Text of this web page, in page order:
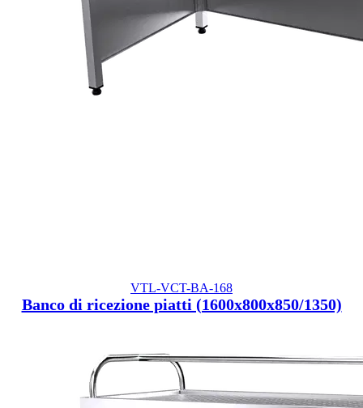
VTL-VCT-BA-168
Banco di ricezione piatti (1600x800x850/1350)